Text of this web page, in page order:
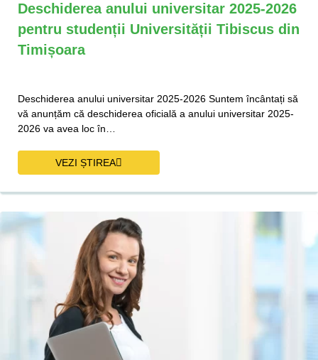
Deschiderea anului universitar 2025-2026
pentru studenții Universității Tibiscus din
Timișoara
Deschiderea anului universitar 2025-2026 Suntem încântați să
vă anunțăm că deschiderea oficială a anului universitar 2025-
2026 va avea loc în…
VEZI ȘTIREA